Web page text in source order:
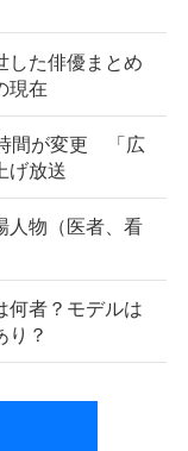
した俳優まとめ
現在
間が変更 「広
げ放送
人物（医者、看
何者？モデルは
り？